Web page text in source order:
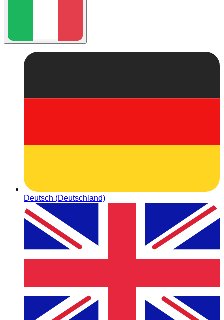
Deutsch (Deutschland)